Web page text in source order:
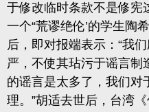
于修改临时条款不是修宪
一个“荒谬绝伦’的学生陶
后，即对报端表示：“我
严，不使其玷污于谣言制
的谣言是太多了，我们对
理。”胡适去世后，台湾